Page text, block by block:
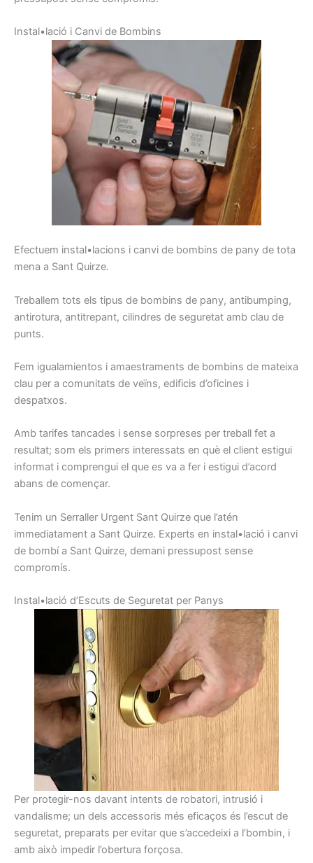
Instal•lació i Canvi de Bombins
Efectuem instal•lacions i canvi de bombins de pany de tota
mena a Sant Quirze.
Treballem tots els tipus de bombins de pany, antibumping,
antirotura, antitrepant, cilindres de seguretat amb clau de
punts.
Fem igualamientos i amaestraments de bombins de mateixa
clau per a comunitats de veïns, edificis d’oficines i
despatxos.
Amb tarifes tancades i sense sorpreses per treball fet a
resultat; som els primers interessats en què el client estigui
informat i comprengui el que es va a fer i estigui d’acord
abans de començar.
Tenim un Serraller Urgent Sant Quirze que l’atén
immediatament a Sant Quirze. Experts en instal•lació i canvi
de bombí a Sant Quirze, demani pressupost sense
compromís.
Instal•lació d’Escuts de Seguretat per Panys
Per protegir-nos davant intents de robatori, intrusió i
vandalisme; un dels accessoris més eficaços és l’escut de
seguretat, preparats per evitar que s’accedeixi a l’bombin, i
amb això impedir l’obertura forçosa.